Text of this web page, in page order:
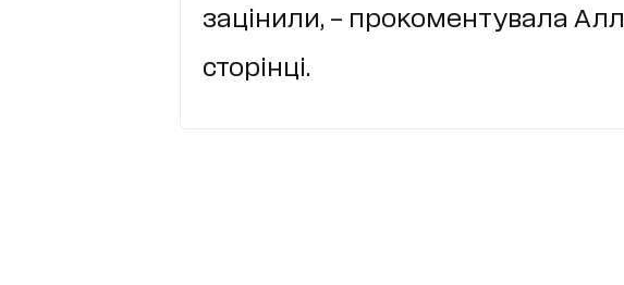
зацінили, – прокоментувала
сторінці.